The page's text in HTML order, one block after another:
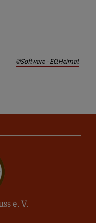
©Software - EO.Heimat
e. V.